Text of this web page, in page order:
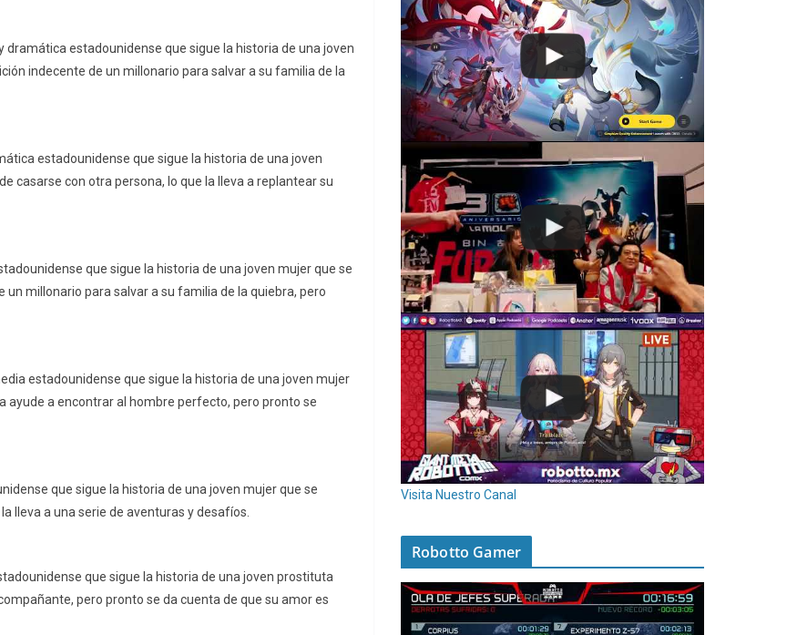
dramática estadounidense que sigue la historia de una joven
indecente de un millonario para salvar a su familia de la
estadounidense que sigue la historia de una joven
casarse con otra persona, lo que la lleva a replantear su
que sigue la historia de una joven mujer que se
millonario para salvar a su familia de la quiebra, pero
estadounidense que sigue la historia de una joven mujer
ayude a encontrar al hombre perfecto, pero pronto se
que sigue la historia de una joven mujer que se
lleva a una serie de aventuras y desafíos.
que sigue la historia de una joven prostituta
pero pronto se da cuenta de que su amor es
Visita Nuestro Canal
Robotto Gamer